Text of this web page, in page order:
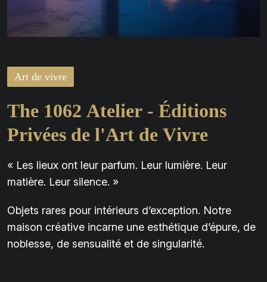
Art de vivre
The 1062 Atelier - Éditions
Privées de l'Art de Vivre
« Les lieux ont leur parfum. Leur lumière. Leur
matière. Leur silence. »
Objets rares pour intérieurs d’exception. Notre
maison créative incarne une esthétique d’épure, de
noblesse, de sensualité et de singularité.